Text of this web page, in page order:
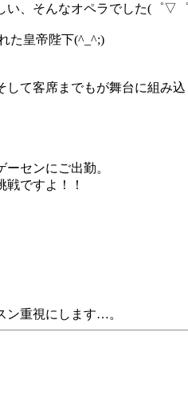
い、そんなオペラでした(゜▽
た皇帝陛下(^_^;)
て客席までもが舞台に組み込
センにご出勤。
ですよ！！
ン重視にします…。